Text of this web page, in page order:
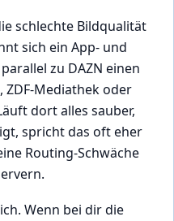
schlechte Bildqualität
sich ein App- und
zu DAZN einen
ZDF-Mediathek oder
dort alles sauber,
spricht das oft eher
Routing-Schwäche
Wenn bei dir die